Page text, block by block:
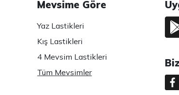
Mevsime Göre
Yaz Lastikleri
Kış Lastikleri
4 Mevsim Lastikleri
Tüm Mevsimler